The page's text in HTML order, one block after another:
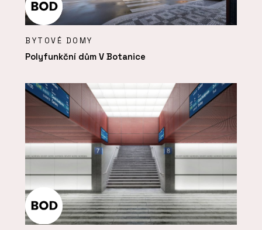
BYTOVÉ DOMY
Polyfunkční dům V Botanice